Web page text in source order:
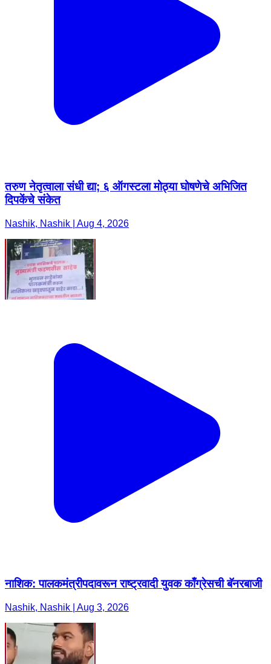
तरुण नेतृत्वाला संधी द्या; ६ ऑगस्टला मोठ्या घोषणेचे अभिजित
दिपकेंचे संकेत
Nashik, Nashik | Aug 4, 2026
नाशिक: पालकमंत्रीपदावरून राष्ट्रवादी युवक काँग्रेसची बॅनरबाजी
Nashik, Nashik | Aug 3, 2026